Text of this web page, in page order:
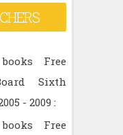
Free
Sixth
- 2009 :
Free